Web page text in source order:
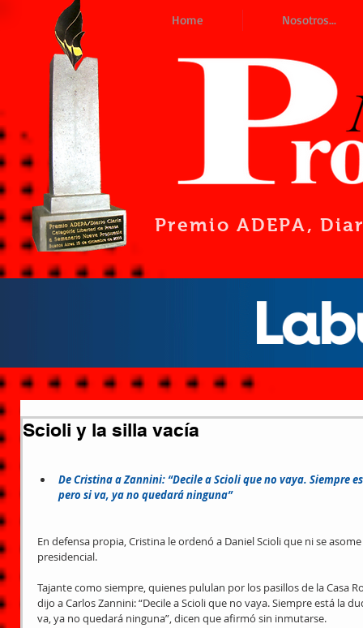
Home Nosotros...
Premio ADEPA,
Scioli y la silla vacía
De Cristina a Zannini: “Decile a Scioli que no vaya. Siempre
pero si va, ya no quedará ninguna”
En defensa propia, Cristina le ordenó a Daniel Scioli que ni se
presidencial.
Tajante como siempre, quienes pululan por los pasillos de la Casa
dijo a Carlos Zannini: “Decile a Scioli que no vaya. Siempre está la
va, ya no quedará ninguna”, dicen que afirmó sin inmutarse.